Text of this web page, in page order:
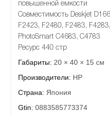
повышенной емкости
Совместимость Deskjet
F2423, F2480, F2483,
PhotoSmart C4683, C4783
Ресурс 440 стр
Габариты: 20 × 40 × 15 см
Производители: HP
Страна: Япония
Gtin: 0883585773374